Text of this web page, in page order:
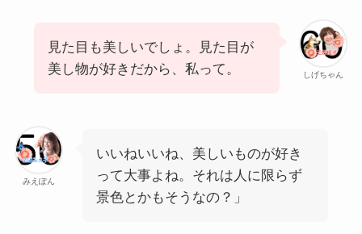
しげちゃん
見た目も美しいでしょ。見た目が
美し物が好きだから、私って。
みえぽん
いいねいいね、美しいものが好き
って大事よね。それは人に限らず
景色とかもそうなの？」